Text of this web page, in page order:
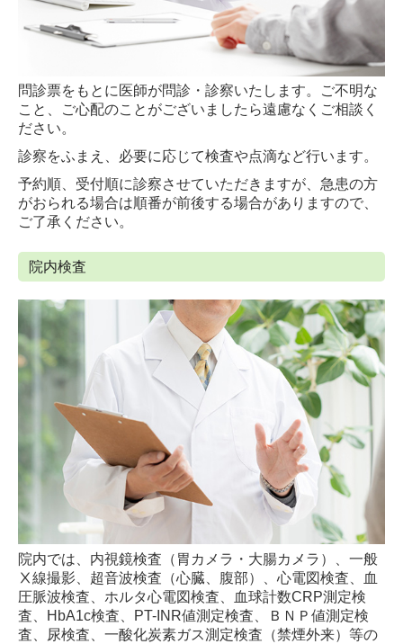
問診票をもとに医師が問診・診察いたします。ご不明な
こと、ご心配のことがございましたら遠慮なくご相談く
ださい。
診察をふまえ、必要に応じて検査や点滴など行います。
予約順、受付順に診察させていただきますが、 急患の方
がおられる場合は順番が前後する場合がありますので、
ご了承ください。
院内検査
院内では、内視鏡検査（胃カメラ・大腸カメラ）、一般
Ⅹ線撮影、超音波検査（心臓、腹部）、心電図検査、血
圧脈波検査、ホルタ心電図検査、血球計数CRP測定検
査、HbA1c検査、PT-INR値測定検査、ＢＮＰ値測定検
査、尿検査、一酸化炭素ガス測定検査（禁煙外来）等の